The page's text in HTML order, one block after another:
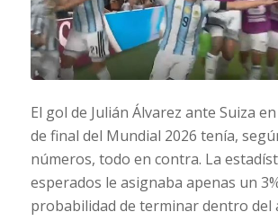
El gol de Julián Álvarez ante Suiza
de final del Mundial 2026 tenía,
números, todo en contra. La
esperados le asignaba apenas un
probabilidad de terminar dentro del